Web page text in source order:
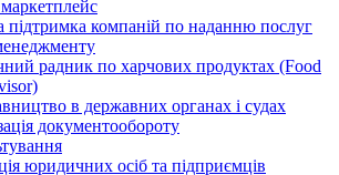
маркетплейс
підтримка компаній по наданню послуг
радник по харчових продуктах (Food
в державних органах і судах
документообороту
юридичних осіб та підприємців